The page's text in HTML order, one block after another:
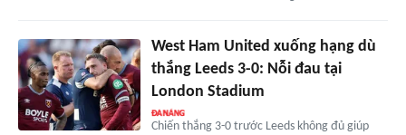
West Ham United xuống hạng dù
thắng Leeds 3-0: Nỗi đau tại
London Stadium
Chiến thắng 3-0 trước Leeds không đủ giúp